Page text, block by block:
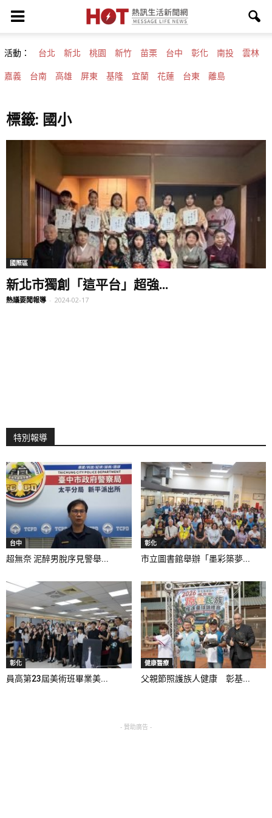
活動： 台北 新北 桃園 新竹 苗栗 台中 彰化 南投 雲林
嘉義 台南 高雄 屏東 基隆 宜蘭 花蓮 台東 離島
標籤: 國小
國際區
新北市獨創「這平台」超強...
熱議要聞報導 - 2024-02-17
特別報導
台中
超無奈 泥醉男脫序見警舉...
彰化
市立圖書館舉辦「墨彩築夢...
彰化
員高第23屆美術班畢業美...
健康醫療
父親節照護族人健康 彰基...
- 贊助廣告 -